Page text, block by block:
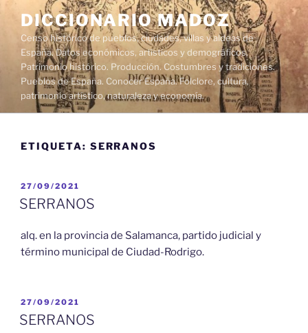
contenido
DICCIONARIO MADOZ
Censo histórico de pueblos, ciudades, villas y aldeas de
España. Datos económicos, artísticos y demográficos.
Patrimonio histórico. Producción. Costumbres y tradiciones.
Pueblos de España. Conocer España. Folclore, cultura,
patrimonio artístico, naturaleza y economía.
ETIQUETA: SERRANOS
PUBLICADO
EL
27/09/2021
SERRANOS
alq. en la provincia de Salamanca, partido judicial y
término municipal de Ciudad-Rodrigo.
PUBLICADO
EL
27/09/2021
SERRANOS